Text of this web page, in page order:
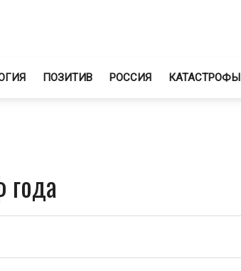
ПОЗИТИВ РОССИЯ КАТАСТРОФЫ
года